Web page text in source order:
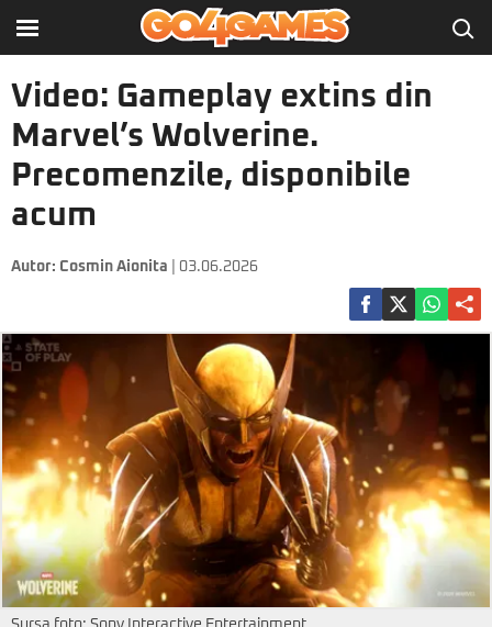
Video: Gameplay extins din
Marvel’s Wolverine.
Precomenzile, disponibile
acum
Autor: Cosmin Aionita | 03.06.2026